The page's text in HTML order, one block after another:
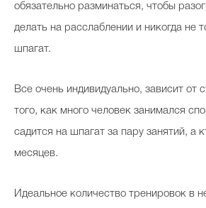
обязательно разминаться, чтобы
делать на расслаблении и никогда не
шпагат.
Все очень индивидуально, зависит от
того, как много человек занимался
садится на шпагат за пару занятий, а
месяцев.
Идеальное количество тренировок в